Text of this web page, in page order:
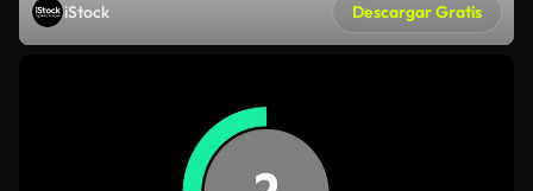
iStock Descargar Gratis